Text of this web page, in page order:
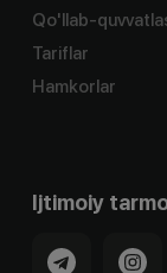
Qo'llab-
Tariflar
Hamkorlar
Ijtimoiy